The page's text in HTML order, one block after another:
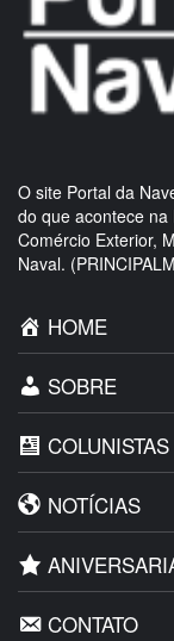
O site Portal da
do que acontece
Comércio Exterior,
Naval.
HOME
SOBRE
COLUNISTAS
NOTÍCIAS
CONTATO